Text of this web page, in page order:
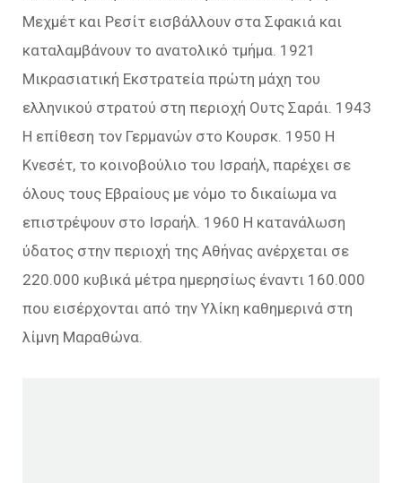
Μεχμέτ και Ρεσίτ εισβάλλουν στα Σφακιά και
καταλαμβάνουν το ανατολικό τμήμα. 1921
Μικρασιατική Εκστρατεία πρώτη μάχη του
ελληνικού στρατού στη περιοχή Ουτς Σαράι. 1943
Η επίθεση τον Γερμανών στο Κουρσκ. 1950 Η
Κνεσέτ, το κοινοβούλιο του Ισραήλ, παρέχει σε
όλους τους Εβραίους με νόμο το δικαίωμα να
επιστρέψουν στο Ισραήλ. 1960 Η κατανάλωση
ύδατος στην περιοχή της Αθήνας ανέρχεται σε
220.000 κυβικά μέτρα ημερησίως έναντι 160.000
που εισέρχονται από την Υλίκη καθημερινά στη
λίμνη Μαραθώνα.